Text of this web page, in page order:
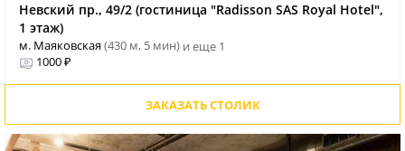
Невский пр., 49/2 (гостиница "Radisson SAS Royal Hotel",
1 этаж)
м. Маяковская(430 м, 5 мин) и еще 1
1000 ₽
ЗАКАЗАТЬ СТОЛИК